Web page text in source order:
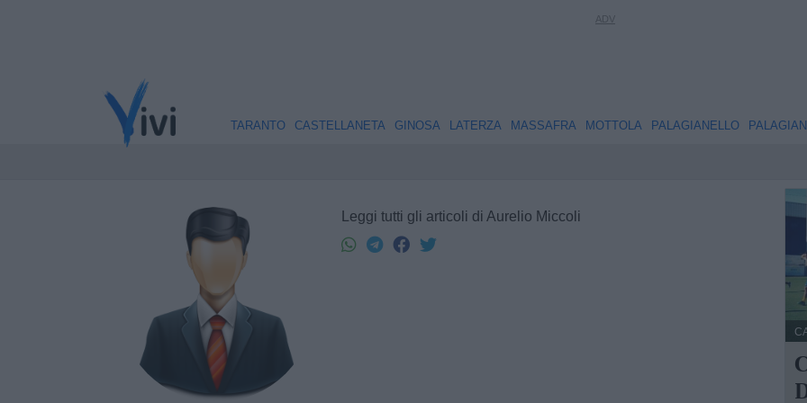
TARANTO CASTELLANETA GINOSA LATERZA MASSAFRA MOTTOLA PALAGIANELLO
Leggi tutti gli articoli di Aurelio Miccoli